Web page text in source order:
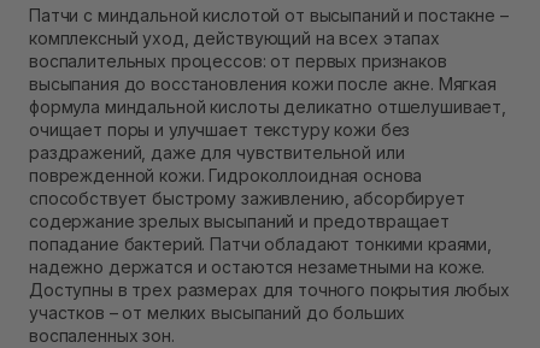
Самовывоз г. Ровно, ул. Кулика и Гудачека 23 (ТЦ
Экватор)
Патчи с миндальной кислотой от высыпаний и постакне –
комплексный уход, действующий на всех этапах
воспалительных процессов: от первых признаков
высыпания до восстановления кожи после акне. Мягкая
формула миндальной кислоты деликатно отшелушивает,
очищает поры и улучшает текстуру кожи без
раздражений, даже для чувствительной или
поврежденной кожи. Гидроколлоидная основа
способствует быстрому заживлению, абсорбирует
содержание зрелых высыпаний и предотвращает
попадание бактерий. Патчи обладают тонкими краями,
надежно держатся и остаются незаметными на коже.
Доступны в трех размерах для точного покрытия любых
участков – от мелких высыпаний до больших
воспаленных зон.